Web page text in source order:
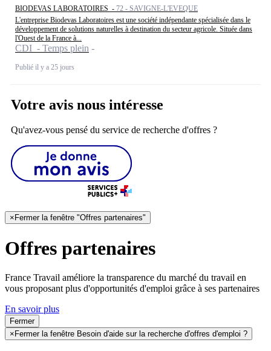
BIODEVAS LABORATOIRES - 72 - SAVIGNE-L'EVEQUE
L'entreprise Biodevas Laboratoires est une société indépendante spécialisée dans le
développement de solutions naturelles à destination du secteur agricole. Située dans
l'Ouest de la France à...
CDI - Temps plein
Publié il y a 25 jours
Votre avis nous intéresse
Qu'avez-vous pensé du service de recherche d'offres ?
× Fermer la fenêtre "Offres partenaires"
Offres partenaires
France Travail améliore la transparence du marché du travail en
vous proposant plus d'opportunités d'emploi grâce à ses partenaires
En savoir plus
Fermer
× Fermer la fenêtre Besoin d'aide sur la recherche d'offres d'emploi ?